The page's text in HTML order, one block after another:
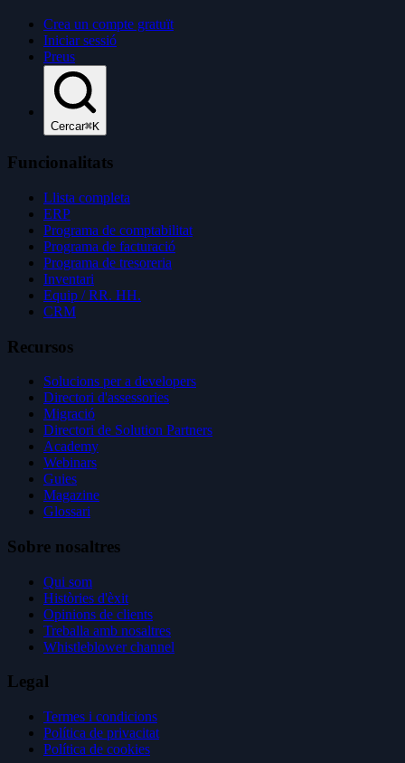
Crea un compte gratuït
Iniciar sessió
Preus
Cercar⌘K
Funcionalitats
Llista completa
ERP
Programa de comptabilitat
Programa de facturació
Programa de tresoreria
Inventari
Equip / RR. HH.
CRM
Recursos
Solucions per a developers
Directori d'assessories
Migració
Directori de Solution Partners
Academy
Webinars
Guies
Magazine
Glossari
Sobre nosaltres
Qui som
Històries d'èxit
Opinions de clients
Treballa amb nosaltres
Whistleblower channel
Legal
Termes i condicions
Política de privacitat
Política de cookies